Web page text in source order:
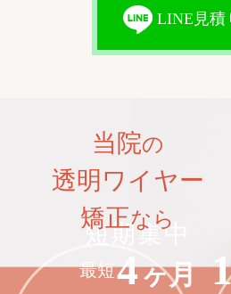
LINE見積
当院の
透明ワイヤー
矯正なら
短期集中
最短4ヶ月